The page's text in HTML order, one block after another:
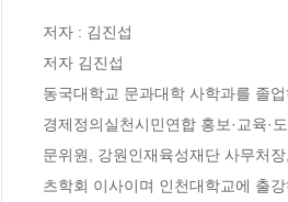
저자 : 김진섭
저자 김진섭
동국대학교 문과대학 사학과를 졸
경제정의실천시민연합 홍보·교육·
문위원, 강원인재육성재단 사무처
츠학회 이사이며 인천대학교에 출강